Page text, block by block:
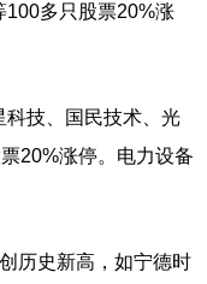
100多只股票20%涨
技、国民技术、光
20%涨停。电力设备
历史新高，如宁德时